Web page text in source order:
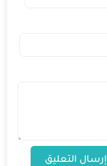
إرسال التعليق